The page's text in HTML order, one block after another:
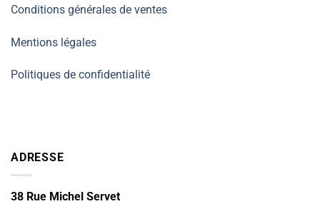
Conditions générales de ventes
Mentions légales
Politiques de confidentialité
ADRESSE
38 Rue Michel Servet